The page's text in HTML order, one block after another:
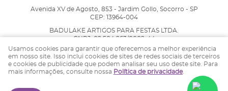
Avenida XV de Agosto, 853- Jardim Gollo, Socorro - SP
CEP: 13964-004
BADULAKE ARTIGOS PARA FESTAS LTDA.
CNPJ: 02.504.263/0002-44
LOJA VIRTUAL CRIADA POR
Usamos cookies para garantir que oferecemos a melhor experiência
em nosso site. Isso inclui cookies de sites de redes sociais de terceiros
e cookies de publicidade que podem analisar seu uso deste site. Para
mais informações, consulte nossa Política de privacidade.